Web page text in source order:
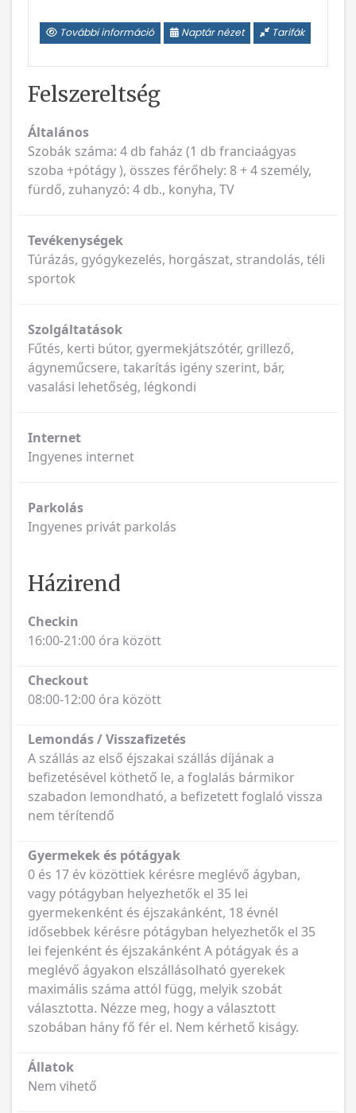
További információ Naptár nézet Tarifák
Felszereltség
Általános
Szobák száma: 4 db faház (1 db franciaágyas
szoba +pótágy ), összes férőhely: 8 + 4 személy,
fürdő, zuhanyzó: 4 db., konyha, TV
Tevékenységek
Túrázás, gyógykezelés, horgászat, strandolás, téli
sportok
Szolgáltatások
Fűtés, kerti bútor, gyermekjátszótér, grillező,
ágyneműcsere, takarítás igény szerint, bár,
vasalási lehetőség, légkondi
Internet
Ingyenes internet
Parkolás
Ingyenes privát parkolás
Házirend
Checkin
16:00-21:00 óra között
Checkout
08:00-12:00 óra között
Lemondás / Visszafizetés
A szállás az első éjszakai szállás díjának a
befizetésével köthető le, a foglalás bármikor
szabadon lemondható, a befizetett foglaló vissza
nem térítendő
Gyermekek és pótágyak
0 és 17 év közöttiek kérésre meglévő ágyban,
vagy pótágyban helyezhetők el 35 lei
gyermekenként és éjszakánként, 18 évnél
idősebbek kérésre pótágyban helyezhetők el 35
lei fejenként és éjszakánként A pótágyak és a
meglévő ágyakon elszállásolható gyerekek
maximális száma attól függ, melyik szobát
választotta. Nézze meg, hogy a választott
szobában hány fő fér el. Nem kérhető kiságy.
Állatok
Nem vihető